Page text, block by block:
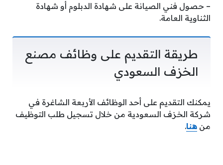
– حصول فني الصيانة على شهادة الدبلوم أو شهادة
الثناوية العامة.
طريقة التقديم على وظائف مصنع
الخزف السعودي
يمكنك التقديم على أحد الوظائف الأربعة الشاغرة في
شركة الخزف السعودية من خلال تسجيل طلب التوظيف
من هنا.